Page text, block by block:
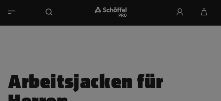
Arbeitsjacken für